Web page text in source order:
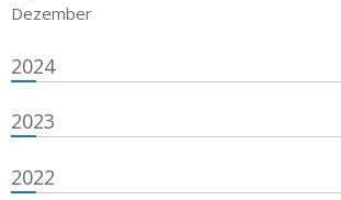
Dezember
2024
2023
2022